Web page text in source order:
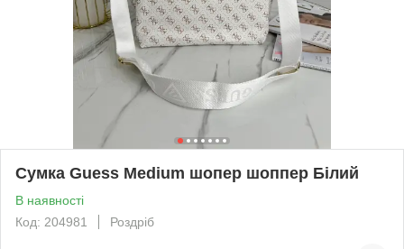
Сумка Guess Medium шопер шоппер Білий
В наявності
Код: 204981
Роздріб